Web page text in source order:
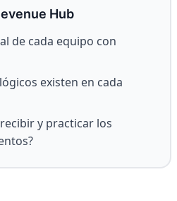
Hub
de cada equipo con
existen en cada
y practicar los